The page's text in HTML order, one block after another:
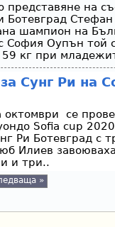
на
Ботевград
шампион на
София Оупън той
59 кг при
Сунг Ри на
се
Sofia cup
Ри Ботевград с
Илиев
и три..
»